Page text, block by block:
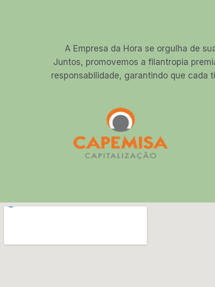
A Empresa da Hora se orgulha de
Juntos, promovemos a filantropia
responsabilidade, garantindo que cada